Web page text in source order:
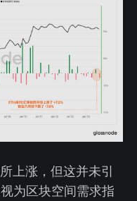
上涨，但这并未引
为区块空间需求指